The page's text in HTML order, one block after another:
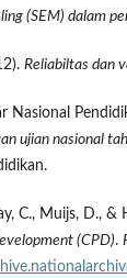
(SEM) dalam
Reliabiltas dan
Nasional
ujian nasional
C., Muijs, D., &
(CPD).